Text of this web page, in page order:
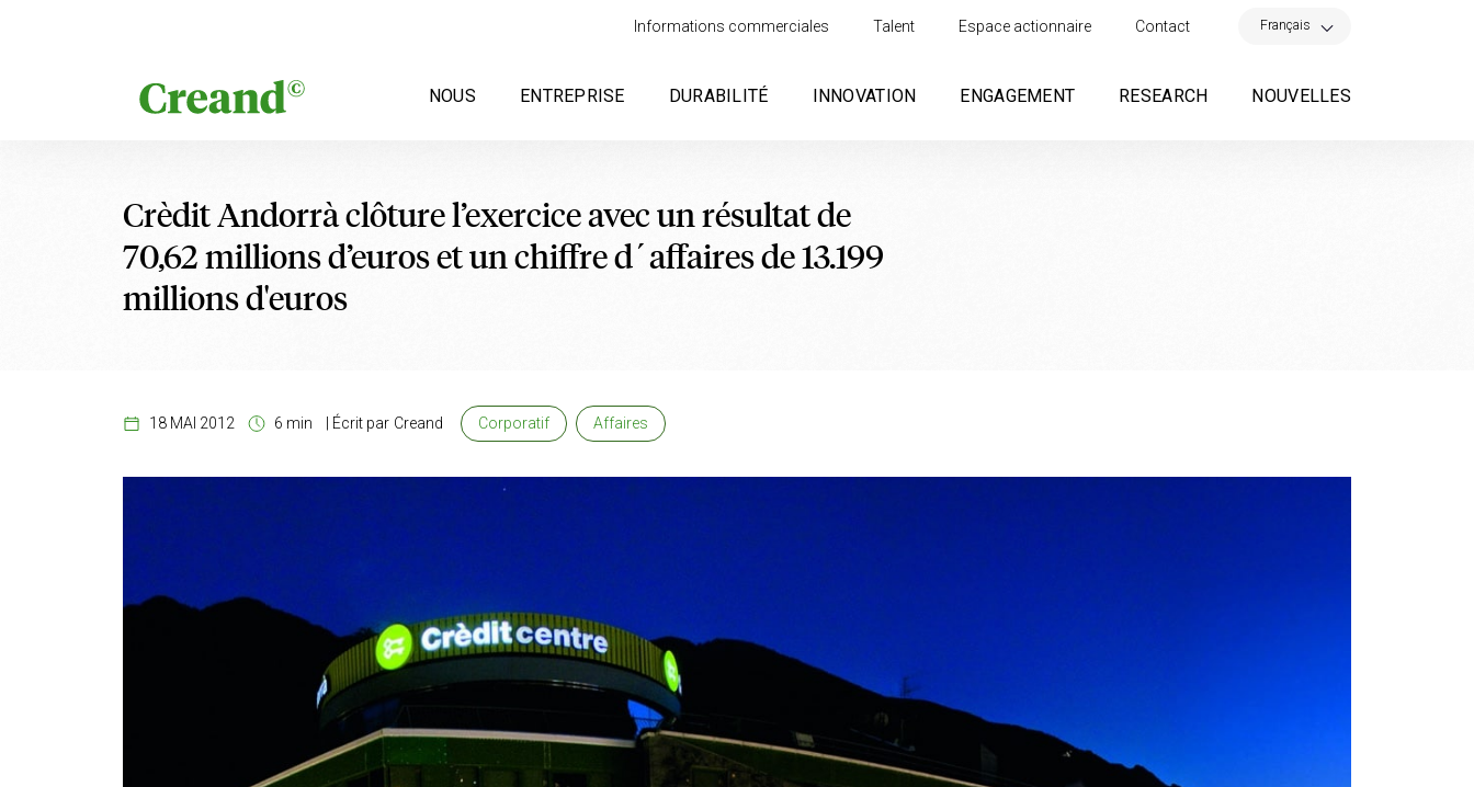
Informations commerciales Talent Espace actionnaire Contact Français
NOUS ENTREPRISE DURABILITÉ INNOVATION ENGAGEMENT RESEARCH NOUVELLES
Crèdit Andorrà clôture l’exercice avec un résultat de
70,62 millions d’euros et un chiffre d´affaires de 13.199
millions d'euros
18 MAI 2012 6 min Écrit par Creand Corporatif Affaires